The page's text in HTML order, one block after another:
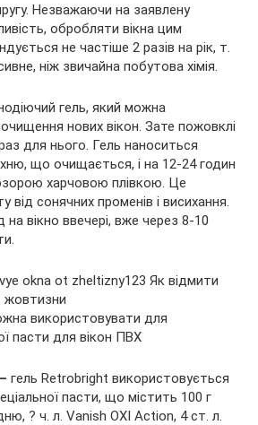
Незважаючи на заявлену
обробляти вікна цим
не частіше 2 разів на рік, т.
ніж звичайна побутова хімія.
гель, який можна
нових вікон. Зате пожовклі
для нього. Гель наноситься
що очищається, і на 12-24 годин
харчовою плівкою. Це
від сонячних променів і висихання.
вікно ввечері, вже через 8-10
використовувати для
пасти для вікон ПВХ
гель Retrobright використовується
пасти, що містить 100 г
? ч. л. Vanish OXI Action, 4 ст. л.